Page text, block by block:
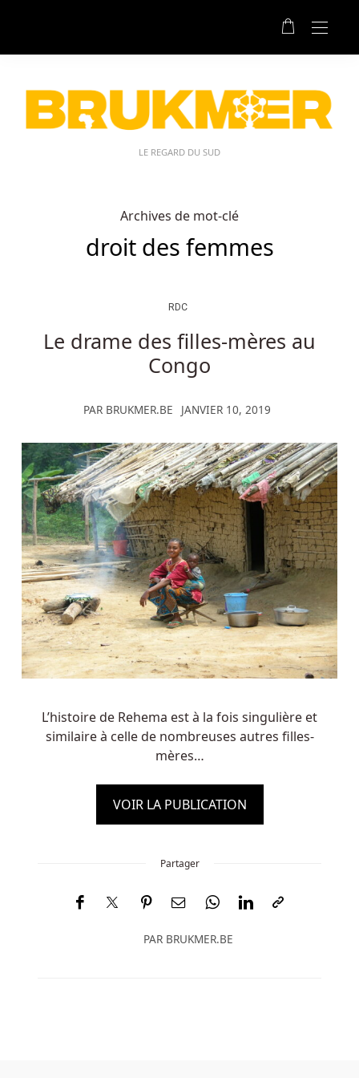
LE REGARD DU SUD
Archives de mot-clé
droit des femmes
RDC
Le drame des filles-mères au
Congo
PAR BRUKMER.BE JANVIER 10, 2019
L’histoire de Rehema est à la fois singulière et
similaire à celle de nombreuses autres filles-
mères…
VOIR LA PUBLICATION
Partager
PAR BRUKMER.BE